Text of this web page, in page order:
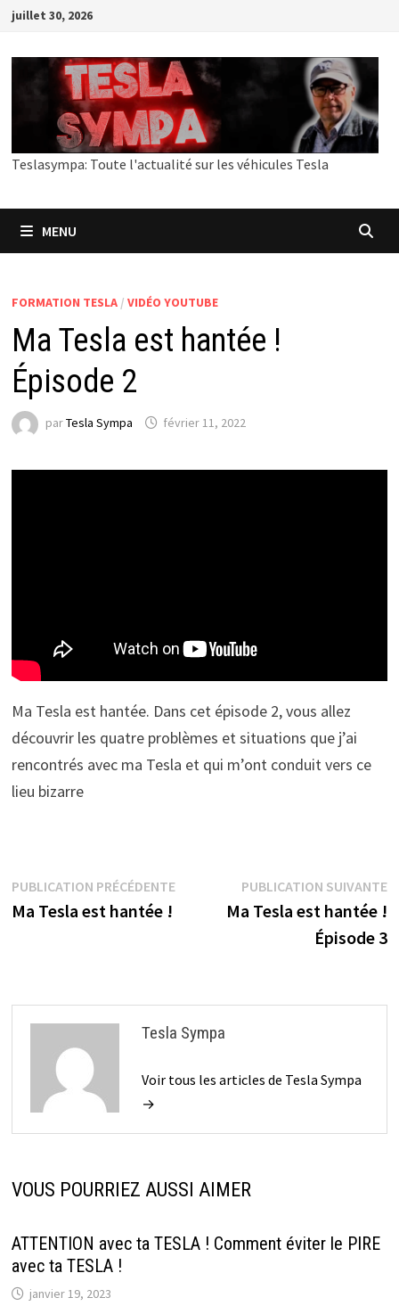
Passer
contenu
juillet 30, 2026
Teslasympa: Toute l'actualité sur les véhicules Tesla
MENU
FORMATION TESLA/ VIDÉO YOUTUBE
Ma Tesla est hantée !
Épisode 2
parTesla Sympa février 11, 2022
Ma Tesla est hantée. Dans cet épisode 2, vous allez
découvrir les quatre problèmes et situations que j’ai
rencontrés avec ma Tesla et qui m’ont conduit vers ce
lieu bizarre
Navigation
de
PUBLICATION PRÉCÉDENTEPublication
précédente :
Ma Tesla est hantée !
PUBLICATION SUIVANTE
Ma Tesla est hantée !
Épisode 3
Tesla Sympa
Voir tous les articles de Tesla Sympa
→
VOUS POURRIEZ AUSSI AIMER
ATTENTION avec ta TESLA ! Comment éviter le PIRE
avec ta TESLA !
janvier 19, 2023